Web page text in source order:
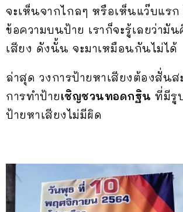
จะเห็นจากไกลๆ หรือเห็นแว๊บแร
ข้อความบนป้าย เราก็จะรู้เลยว่ามั
เสียง ดังนั้น จะมาเหมือนกันไม่ได้
ล่าสุด วงการป้ายหาเสียงต้องสั่นส
การทำป้ายเชิญชวนทอดกฐิน ที่มีรู
ป้ายหาเสียงไม่มีผิด